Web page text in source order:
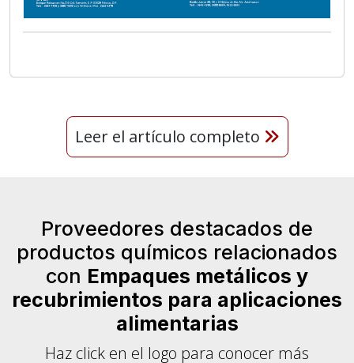
Leer el artículo completo
Proveedores destacados de
productos químicos relacionados
con Empaques metálicos y
recubrimientos para aplicaciones
alimentarias
Haz click en el logo para conocer más